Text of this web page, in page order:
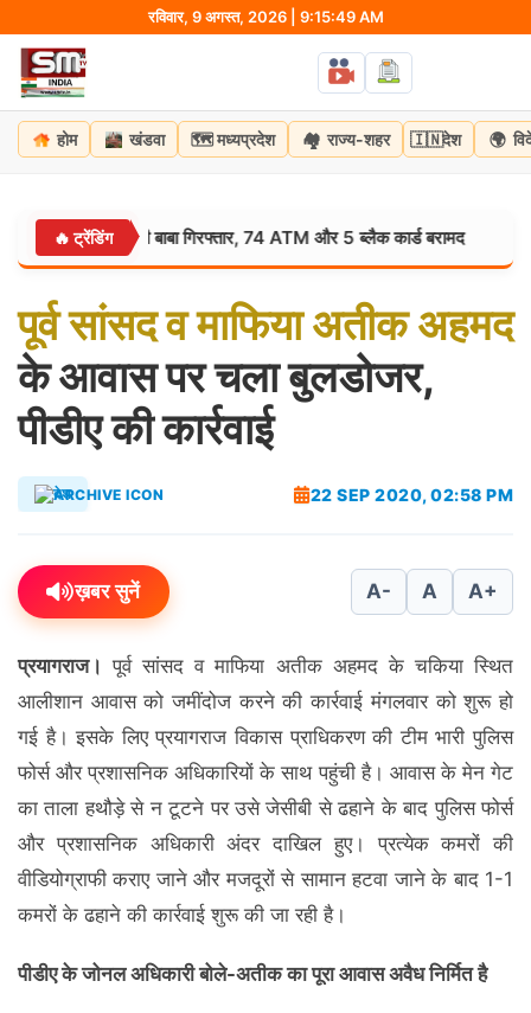
content
रविवार, 9 अगस्त, 2026 | 9:15:50 AM
होम खंडवा 🗺️ मध्यप्रदेश 🏘️ राज्य-शहर 🇮🇳देश 🌍
🔥 ट्रेंडिंग
सन्नी बाबा गिरफ्तार, 74 ATM और 5 ब्लैक कार्ड बरामद उत्तरप्रदेश:
पूर्वसांसदवमाफिया अतीक अहमद
के आवास पर चला बुलडोजर,
पीडीए की कार्रवाई
देश 22 SEP 2020, 02:58 PM
ख़बर सुनें A- A A+
प्रयागराज। पूर्व सांसद व माफिया अतीक अहमद के चकिया स्थित
आलीशान आवास को जमींदोज करने की कार्रवाई मंगलवार को शुरू हो
गई है। इसके लिए प्रयागराज विकास प्राधिकरण की टीम भारी पुलिस
फोर्स और प्रशासनिक अधिकारियों के साथ पहुंची है। आवास के मेन गेट
का ताला हथौड़े से न टूटने पर उसे जेसीबी से ढहाने के बाद पुलिस फोर्स
और प्रशासनिक अधिकारी अंदर दाखिल हुए। प्रत्येक कमरों की
वीडियोग्राफी कराए जाने और मजदूरों से सामान हटवा जाने के बाद 1-1
कमरों के ढहाने की कार्रवाई शुरू की जा रही है।
पीडीए के जोनल अधिकारी बोले-अतीक का पूरा आवास अवैध निर्मित है